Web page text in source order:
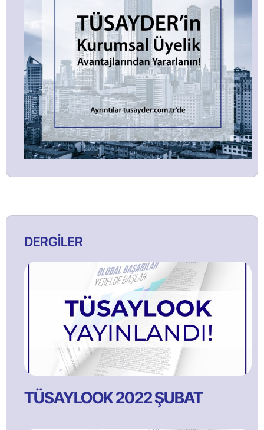
DERGİLER
TÜSAYLOOK 2022 ŞUBAT